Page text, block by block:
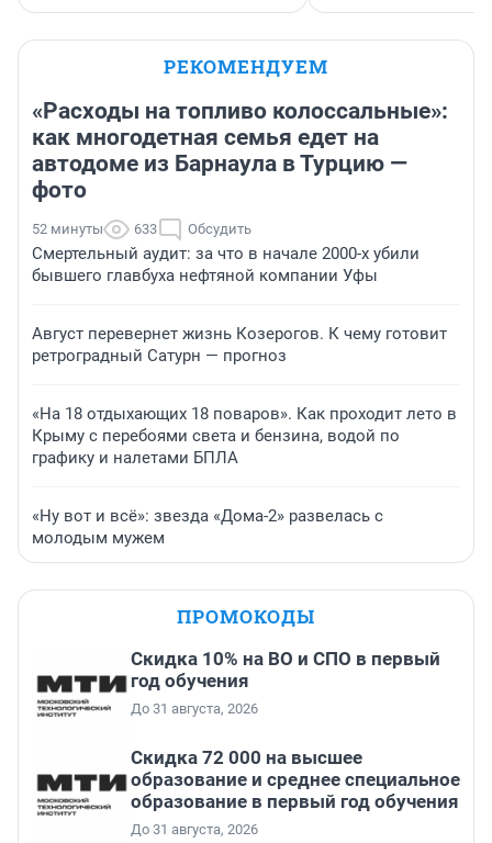
РЕКОМЕНДУЕМ
«Расходы на топливо колоссальные»:
как многодетная семья едет на
автодоме из Барнаула в Турцию —
фото
52 минуты 633 Обсудить
Смертельный аудит: за что в начале 2000-х убили
бывшего главбуха нефтяной компании Уфы
Август перевернет жизнь Козерогов. К чему готовит
ретроградный Сатурн — прогноз
«На 18 отдыхающих 18 поваров». Как проходит лето в
Крыму с перебоями света и бензина, водой по
графику и налетами БПЛА
«Ну вот и всё»: звезда «Дома-2» развелась с
молодым мужем
ПРОМОКОДЫ
Скидка 10% на ВО и СПО в первый
год обучения
До 31 августа, 2026
Скидка 72 000 на высшее
образование и среднее специальное
образование в первый год обучения
До 31 августа, 2026